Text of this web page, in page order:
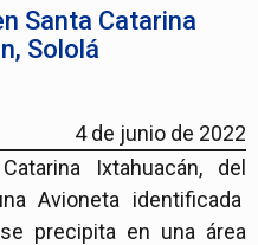
Santa Catarina
Sololá
4 de junio de 2022
Ixtahuacán, del
Avioneta identificada
precipita en una área